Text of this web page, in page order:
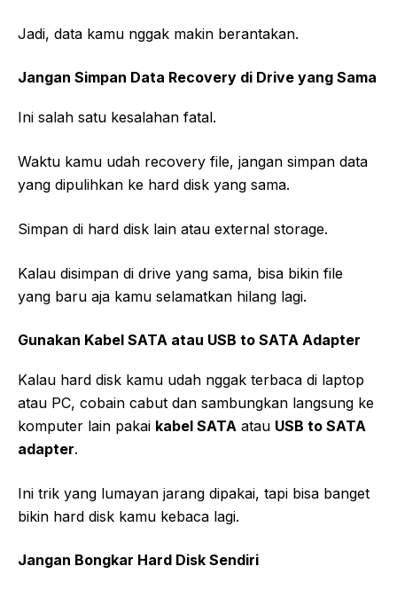
Jadi, data kamu nggak makin berantakan.
Jangan Simpan Data Recovery di Drive yang Sama
Ini salah satu kesalahan fatal.
Waktu kamu udah recovery file, jangan simpan data
yang dipulihkan ke hard disk yang sama.
Simpan di hard disk lain atau external storage.
Kalau disimpan di drive yang sama, bisa bikin file
yang baru aja kamu selamatkan hilang lagi.
Gunakan Kabel SATA atau USB to SATA Adapter
Kalau hard disk kamu udah nggak terbaca di laptop
atau PC, cobain cabut dan sambungkan langsung ke
komputer lain pakai kabel SATA atau USB to SATA
adapter.
Ini trik yang lumayan jarang dipakai, tapi bisa banget
bikin hard disk kamu kebaca lagi.
Jangan Bongkar Hard Disk Sendiri